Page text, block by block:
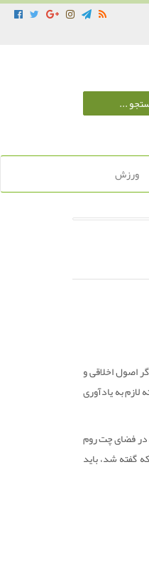
ورزش
اصول اخلاقی و
لازم به یادآوری
در فضای چت روم
گفته شد، باید